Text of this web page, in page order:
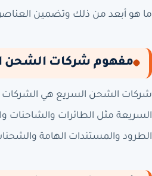
ما هو أبعد من ذلك وتضمين
مفهوم شركات الشحن
شركات الشحن السريع هي الشركات
السريعة مثل الطائرات والشاحنات
الطرود والمستندات الهامة